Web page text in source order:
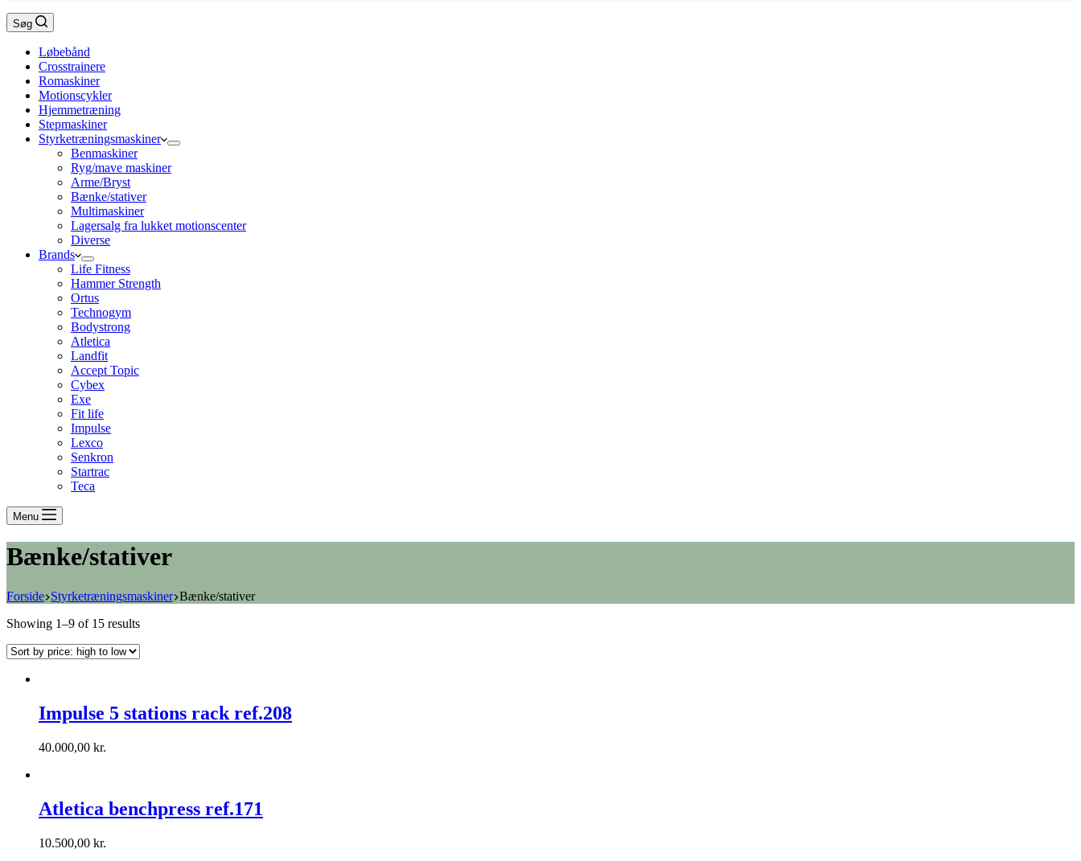
Søg
Løbebånd
Crosstrainere
Romaskiner
Motionscykler
Hjemmetræning
Stepmaskiner
Styrketræningsmaskiner
Benmaskiner
Ryg/mave maskiner
Arme/Bryst
Bænke/stativer
Multimaskiner
Lagersalg fra lukket motionscenter
Diverse
Brands
Life Fitness
Hammer Strength
Ortus
Technogym
Bodystrong
Atletica
Landfit
Accept Topic
Cybex
Exe
Fit life
Impulse
Lexco
Senkron
Startrac
Teca
Menu
Bænke/stativer
Forside Styrketræningsmaskiner Bænke/stativer
Showing 1–9 of 15 results
Impulse 5 stations rack ref.208
40.000,00 kr.
Atletica benchpress ref.171
10.500,00 kr.